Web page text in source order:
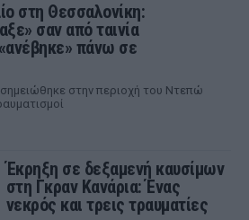
στη Θεσσαλονίκη:
σαν από ταινία
πάνω σε
στην περιοχή του Ντεπώ
Έκρηξη σε δεξαμενή καυσίμων
στη Γκραν Κανάρια: Ένας
νεκρός και τρεις τραυματίες